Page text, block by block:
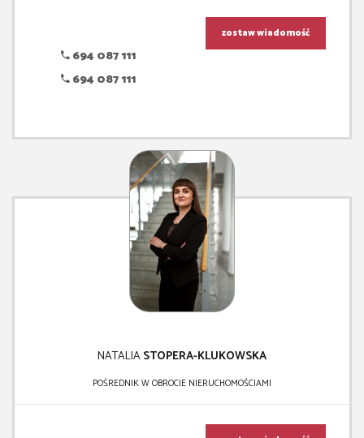
694 087 111
694 087 111
zostaw wiadomość
NATALIASTOPERA-KLUKOWSKA
POŚREDNIK W OBROCIE NIERUCHOMOŚCIAMI